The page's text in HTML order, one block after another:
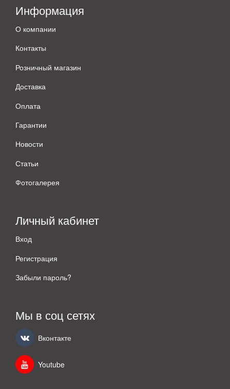
Информация
О компании
Контакты
Розничный магазин
Доставка
Оплата
Гарантии
Новости
Статьи
Фотогалерея
Личный кабинет
Вход
Регистрация
Забыли пароль?
Мы в соц сетях
Вконтакте
Youtube